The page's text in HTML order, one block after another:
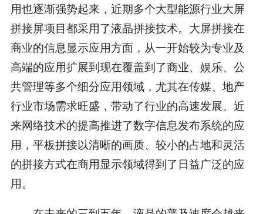
用也逐渐强势起来，近期多个大型能源行业大屏
拼接屏项目都采用了液晶拼接技术。大屏拼接在
商业的信息显示应用方面，从一开始较为专业及
高端的应用扩展到现在覆盖到了商业、娱乐、公
共管理等多个细分应用领域，尤其在传媒、地产
行业市场需求旺盛，带动了行业的高速发展。近
来网络技术的提高推进了数字信息发布系统的应
用，平板拼接以清晰的画质、较小的占地和灵活
的拼接方式在商用显示领域得到了日益广泛的应
用。